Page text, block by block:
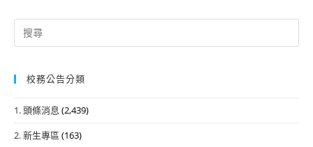
Search
for:
校務公告分類
1. 頭條消息 (2,439)
2. 新生專區 (163)